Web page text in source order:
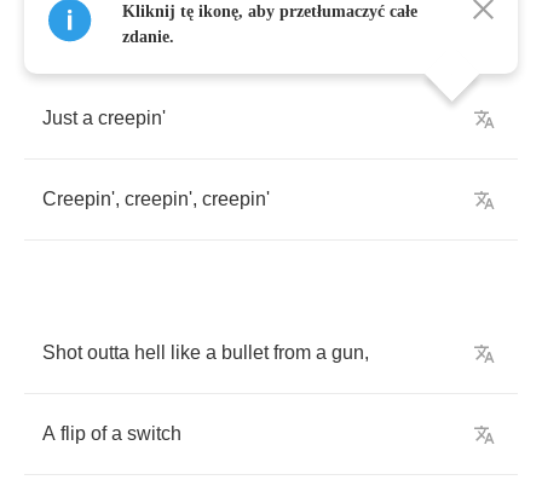
Just a creepin'
Creepin', creepin', creepin'
Shot outta hell like a bullet from a gun,
A flip of a switch
Kliknij tę ikonę, aby przetłumaczyć całe
zdanie.